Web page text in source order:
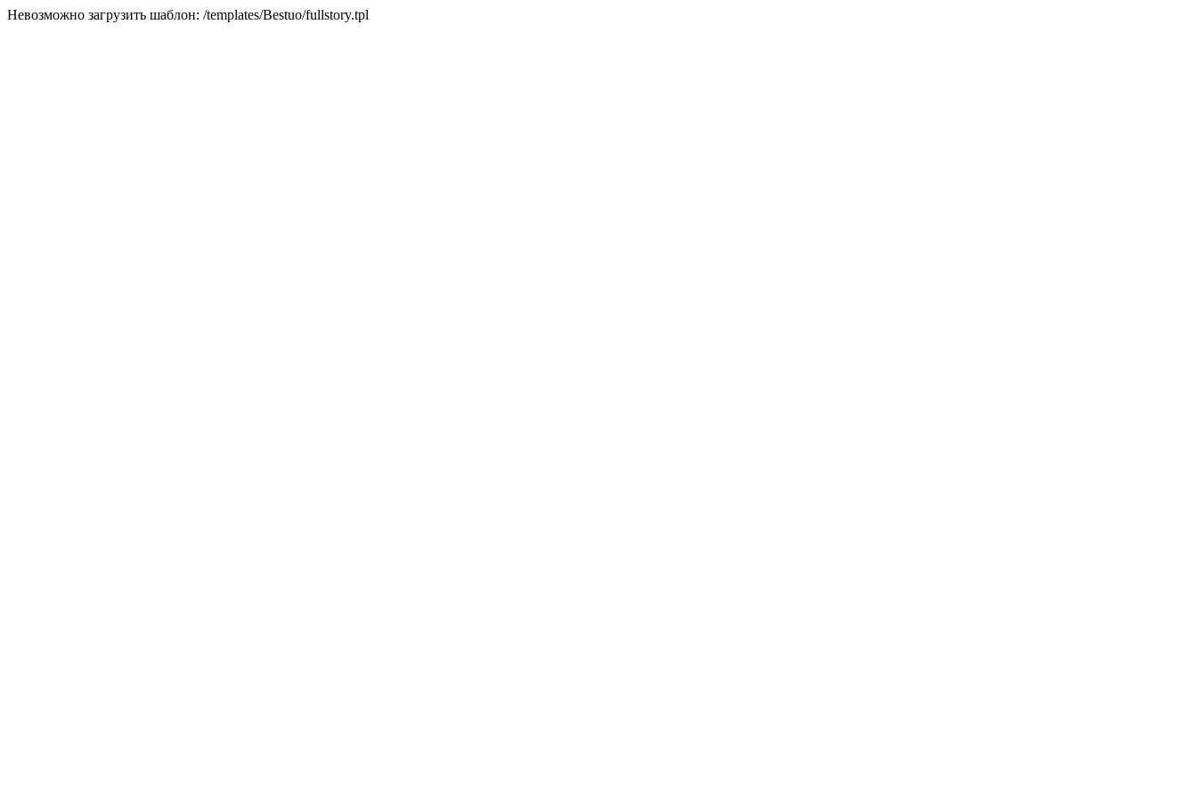
Невозможно загрузить шаблон: /templates/Bestuo/fullstory.tpl